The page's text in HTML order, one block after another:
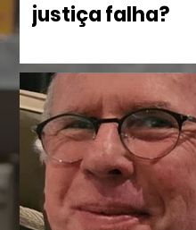
justiça falha?
imperdoável, Eliane
como a violência silencia
beira do Rio dos Sinos. O
combinado à censura
apagamento das provas,
lacuna preenchida pelo
sentimento reverbera
posto à prova com a